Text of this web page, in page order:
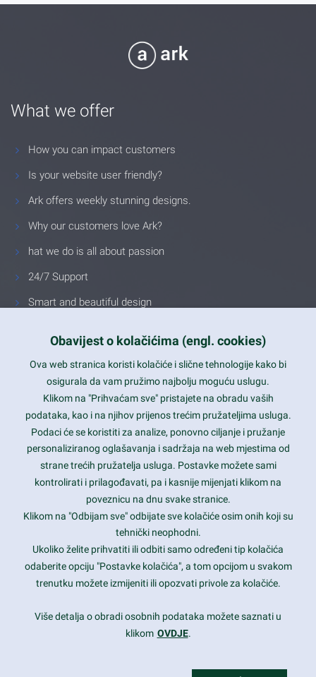
What we offer
How you can impact customers
Is your website user friendly?
Ark offers weekly stunning designs.
Why our customers love Ark?
hat we do is all about passion
24/7 Support
Smart and beautiful design
Latest trends and much more...
Contact Info
1600 Amphitheatre Parkway, Mountain View, CA 94043
prothemes.net@gmail.com
Daily: 9:00 am - 6:00 pm
Sunday: Closed
Copyright 2017FRESHFACE© All Rights Reserved
Obavijest o kolačićima (engl. cookies)
Ova web stranica koristi kolačiće i slične tehnologije kako bi
osigurala da vam pružimo najbolju moguću uslugu.
Klikom na "Prihvaćam sve" pristajete na obradu vaših
podataka, kao i na njihov prijenos trećim pružateljima usluga.
Podaci će se koristiti za analize, ponovno ciljanje i pružanje
personaliziranog oglašavanja i sadržaja na web mjestima od
strane trećih pružatelja usluga. Postavke možete sami
kontrolirati i prilagođavati, pa i kasnije mijenjati klikom na
poveznicu na dnu svake stranice.
Klikom na "Odbijam sve" odbijate sve kolačiće osim onih koji su
tehnički neophodni.
Ukoliko želite prihvatiti ili odbiti samo određeni tip kolačića
odaberite opciju "Postavke kolačića", a tom opcijom u svakom
trenutku možete izmijeniti ili opozvati privole za kolačiće.
Više detalja o obradi osobnih podataka možete saznati u
klikom OVDJE.